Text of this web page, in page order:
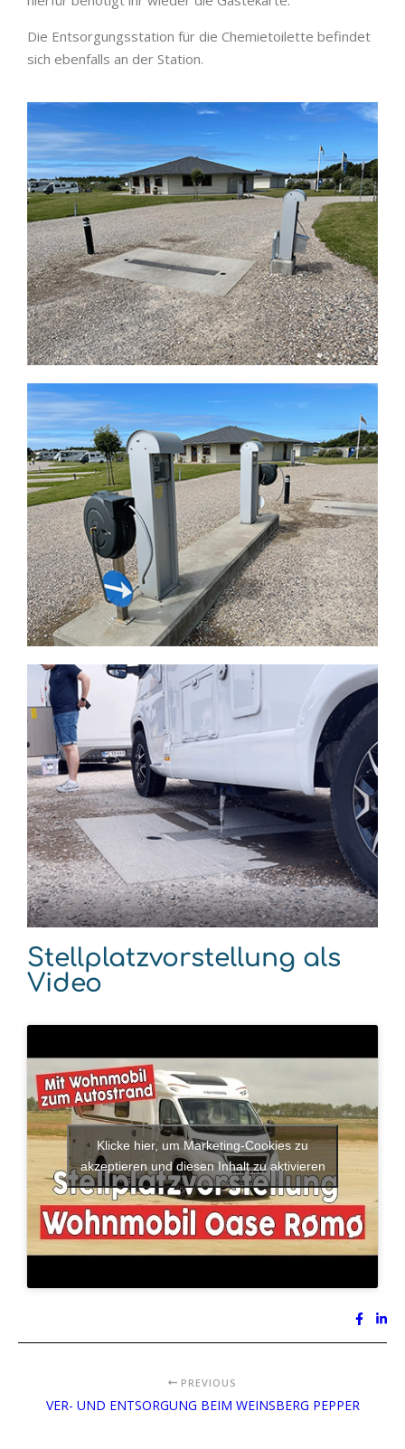
Die Entsorgungsstation für die Chemietoilette befindet
sich ebenfalls an der Station.
Stellplatzvorstellung als
Video
Klicke hier, um Marketing-Cookies zu
akzeptieren und diesen Inhalt zu aktivieren
PREVIOUS
VER- UND ENTSORGUNG BEIM WEINSBERG PEPPER